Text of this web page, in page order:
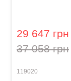
29 647 грн
37 058 грн
119020